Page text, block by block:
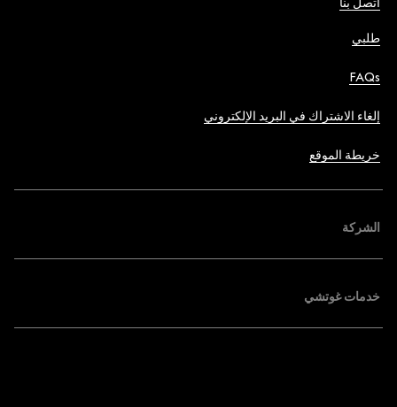
اتصل بنا
طلبي
FAQs
إلغاء الاشتراك في البريد الإلكتروني
خريطة الموقع
الشركة
خدمات غوتشي